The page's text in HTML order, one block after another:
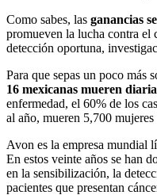
Como sabes, las ganancias
promueven la lucha contra el
detección oportuna,
Para que sepas un poco más
16 mexicanas mueren
enfermedad, el 60% de los
al año, mueren 5,700
Avon es la empresa mundial
En estos veinte años se han
en la sensibilización, la
pacientes que presentan